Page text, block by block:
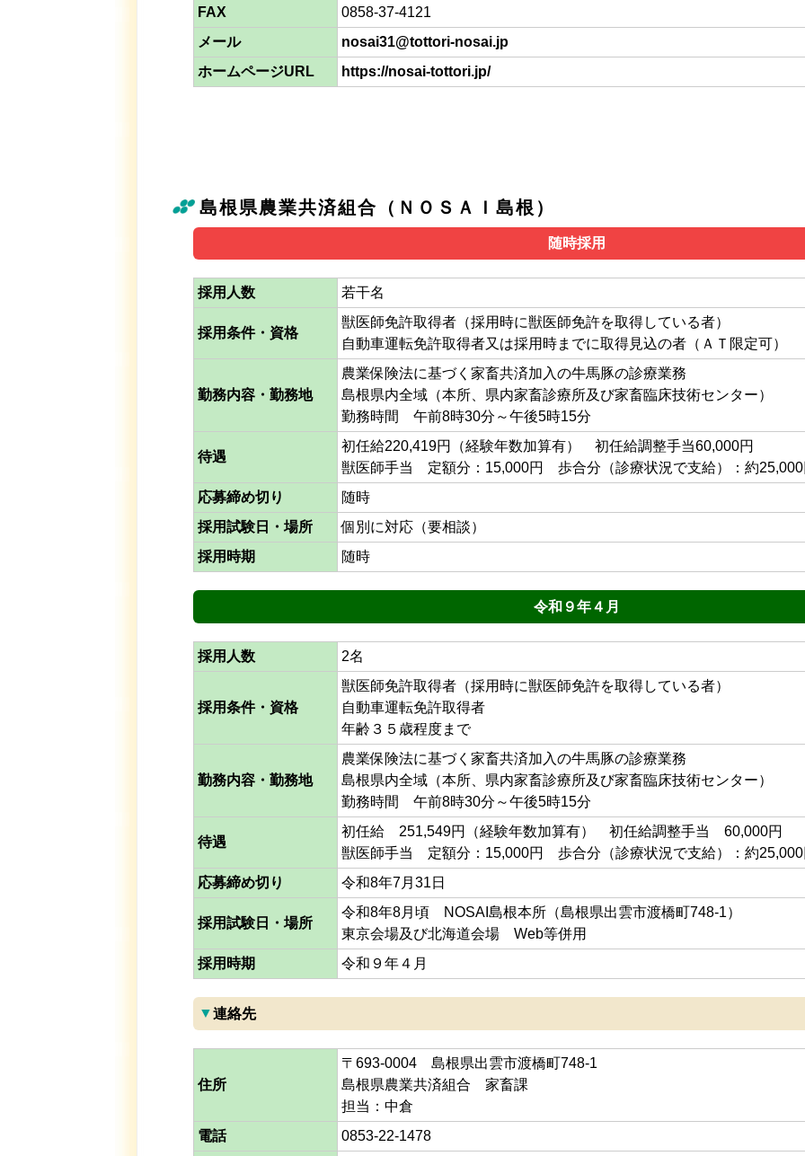
FAX
0858-37-4121
メール
nosai31@tottori-nosai.jp
ホームページURL
https://nosai-tottori.jp/
島根県農業共済組合（ＮＯＳＡＩ島根）
随時採用
採用人数 若干名
採用条件・資格
獣医師免許取得者（採用時に獣医師免許を取得している者）
自動車運転免許取得者又は採用時までに取得見込の者（ＡＴ限定可）
勤務内容・勤務地
農業保険法に基づく家畜共済加入の牛馬豚の診療業務
島根県内全域（本所、県内家畜診療所及び家畜臨床技術センター）
勤務時間 午前8時30分～午後5時15分
待遇
初任給220,419円（経験年数加算有） 初任給調整手当60,000円
獣医師手当 定額分：15,000円 歩合分（診療状況で支給）：約25,000
応募締め切り
随時
採用試験日・場所
個別に対応（要相談）
採用時期
随時
令和９年４月
採用人数 2名
採用条件・資格
獣医師免許取得者（採用時に獣医師免許を取得している者）
自動車運転免許取得者
年齢３５歳程度まで
勤務内容・勤務地
農業保険法に基づく家畜共済加入の牛馬豚の診療業務
島根県内全域（本所、県内家畜診療所及び家畜臨床技術センター）
勤務時間 午前8時30分～午後5時15分
待遇
初任給 251,549円（経験年数加算有） 初任給調整手当 60,000円
獣医師手当 定額分：15,000円 歩合分（診療状況で支給）：約25,000
応募締め切り
令和8年7月31日
採用試験日・場所
令和8年8月頃 NOSAI島根本所（島根県出雲市渡橋町748-1）
東京会場及び北海道会場 Web等併用
採用時期
令和９年４月
▼連絡先
住所
〒693-0004 島根県出雲市渡橋町748-1
島根県農業共済組合 家畜課
担当：中倉
電話
0853-22-1478